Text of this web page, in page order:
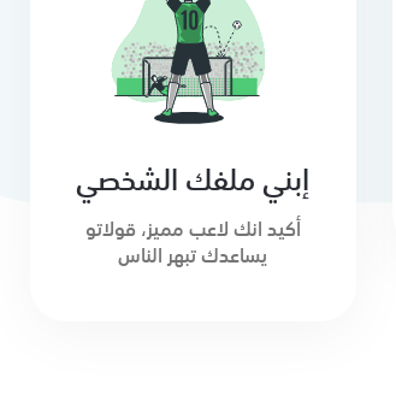
إبني ملفك الشخصي
أكيد انك لاعب مميز، قولاتو
يساعدك تبهر الناس